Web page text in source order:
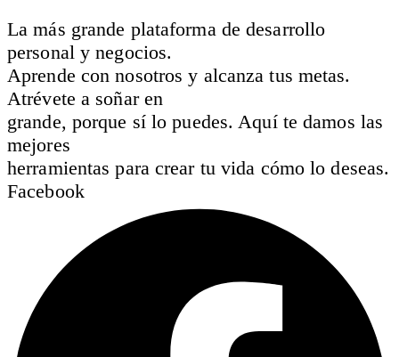
La más grande plataforma de desarrollo
personal y negocios.
Aprende con nosotros y alcanza tus metas.
Atrévete a soñar en
grande, porque sí lo puedes. Aquí te damos las
mejores
herramientas para crear tu vida cómo lo deseas.
Facebook